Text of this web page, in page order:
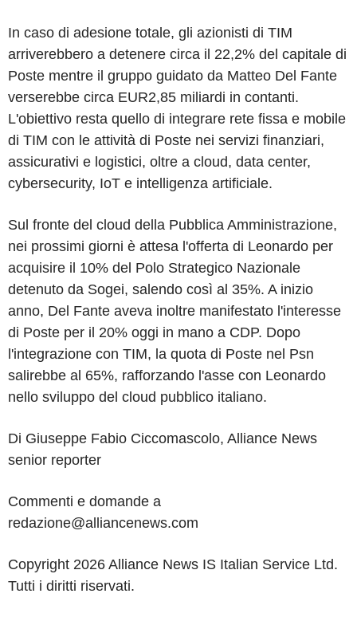
In caso di adesione totale, gli azionisti di TIM
arriverebbero a detenere circa il 22,2% del capitale di
Poste mentre il gruppo guidato da Matteo Del Fante
verserebbe circa EUR2,85 miliardi in contanti.
L'obiettivo resta quello di integrare rete fissa e mobile
di TIM con le attività di Poste nei servizi finanziari,
assicurativi e logistici, oltre a cloud, data center,
cybersecurity, IoT e intelligenza artificiale.
Sul fronte del cloud della Pubblica Amministrazione,
nei prossimi giorni è attesa l'offerta di Leonardo per
acquisire il 10% del Polo Strategico Nazionale
detenuto da Sogei, salendo così al 35%. A inizio
anno, Del Fante aveva inoltre manifestato l'interesse
di Poste per il 20% oggi in mano a CDP. Dopo
l'integrazione con TIM, la quota di Poste nel Psn
salirebbe al 65%, rafforzando l'asse con Leonardo
nello sviluppo del cloud pubblico italiano.
Di Giuseppe Fabio Ciccomascolo, Alliance News
senior reporter
Commenti e domande a
redazione@alliancenews.com
Copyright 2026 Alliance News IS Italian Service Ltd.
Tutti i diritti riservati.